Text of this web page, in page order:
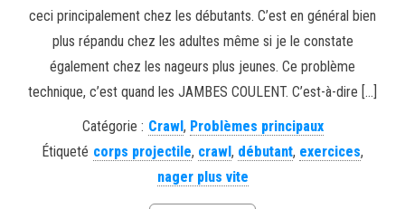
ceci principalement chez les débutants. C’est en général bien
plus répandu chez les adultes même si je le constate
également chez les nageurs plus jeunes. Ce problème
technique, c’est quand les JAMBES COULENT. C’est-à-dire […]
Catégorie : Crawl, Problèmes principaux
Étiqueté corps projectile, crawl, débutant, exercices,
nager plus vite